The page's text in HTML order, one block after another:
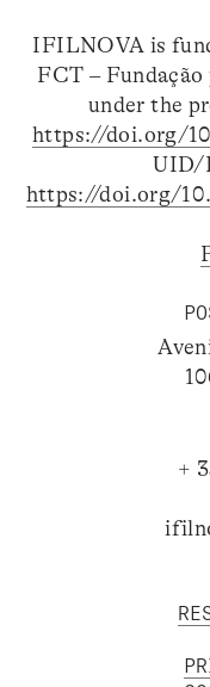
IFILNOVA is
FCT – Fundação
under the
https://doi.org/
UID/
https://doi.org/
+